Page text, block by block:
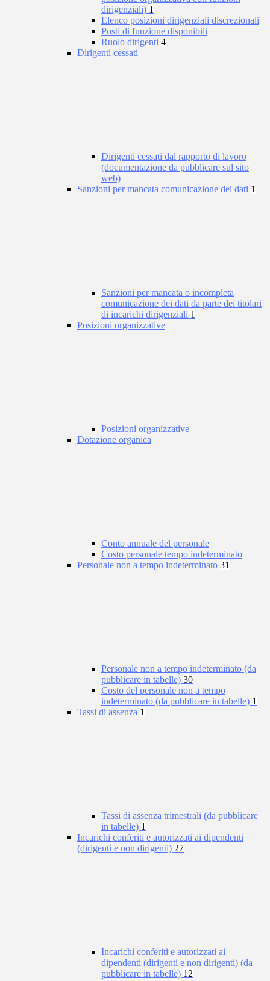
dirigenziali) 1
Elenco posizioni dirigenziali discrezionali
Posti di funzione disponibili
Ruolo dirigenti 4
Dirigenti cessati
Dirigenti cessati dal rapporto di lavoro
(documentazione da pubblicare sul sito
web)
Sanzioni per mancata comunicazione dei dati 1
Sanzioni per mancata o incompleta
comunicazione dei dati da parte dei titolari
di incarichi dirigenziali 1
Posizioni organizzative
Posizioni organizzative
Dotazione organica
Conto annuale del personale
Costo personale tempo indeterminato
Personale non a tempo indeterminato 31
Personale non a tempo indeterminato (da
pubblicare in tabelle) 30
Costo del personale non a tempo
indeterminato (da pubblicare in tabelle) 1
Tassi di assenza 1
Tassi di assenza trimestrali (da pubblicare
in tabelle) 1
Incarichi conferiti e autorizzati ai dipendenti
(dirigenti e non dirigenti) 27
Incarichi conferiti e autorizzati ai
dipendenti (dirigenti e non dirigenti) (da
pubblicare in tabelle) 12